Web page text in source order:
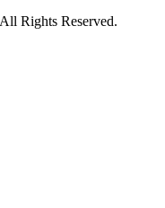
Rights Reserved.